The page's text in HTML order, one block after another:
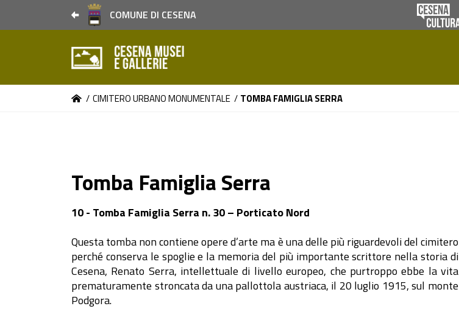
COMUNE DI CESENA
/ CIMITERO URBANO MONUMENTALE / TOMBA FAMIGLIA SERRA
Tomba Famiglia Serra
10 - Tomba Famiglia Serra n. 30 – Porticato Nord
Questa tomba non contiene opere d’arte ma è una delle più riguardevoli del cimitero
perché conserva le spoglie e la memoria del più importante scrittore nella storia di
Cesena, Renato Serra, intellettuale di livello europeo, che purtroppo ebbe la vita
prematuramente stroncata da una pallottola austriaca, il 20 luglio 1915, sul monte
Podgora.